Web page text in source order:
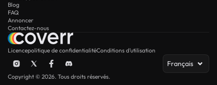
Blog
FAQ
Annoncer
Contactez-nous
Licencepolitique de confidentialitéConditions d’utilisation
Français
Copyright © 2026. Tous droits réservés.